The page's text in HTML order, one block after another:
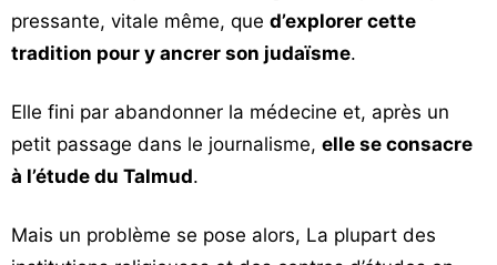
pressante, vitale même, que d’explorer cette
tradition pour y ancrer son judaïsme.
Elle fini par abandonner la médecine et, après un
petit passage dans le journalisme, elle se consacre
à l’étude du Talmud.
Mais un problème se pose alors, La plupart des